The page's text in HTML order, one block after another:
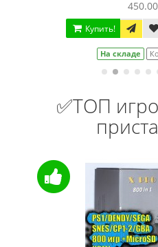
Купить!
На складе
✅ТОП